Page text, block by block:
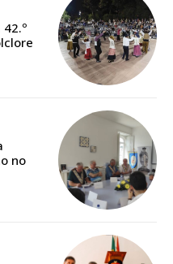
conteúdos exclusivos e versões
desejado:
no